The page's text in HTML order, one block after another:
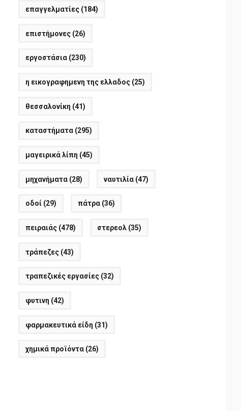
επαγγελματίες (184)
επιστήμονες (26)
εργοστάσια (230)
η εικογραφημενη της ελλαδος (25)
θεσσαλονίκη (41)
καταστήματα (295)
μαγειρικά λίπη (45)
μηχανήματα (28) ναυτιλία (47)
οδοί (29) πάτρα (36)
πειραιάς (478) στερεολ (35)
τράπεζες (43)
τραπεζικές εργασίες (32)
φυτινη (42)
φαρμακευτικά είδη (31)
χημικά προϊόντα (26)